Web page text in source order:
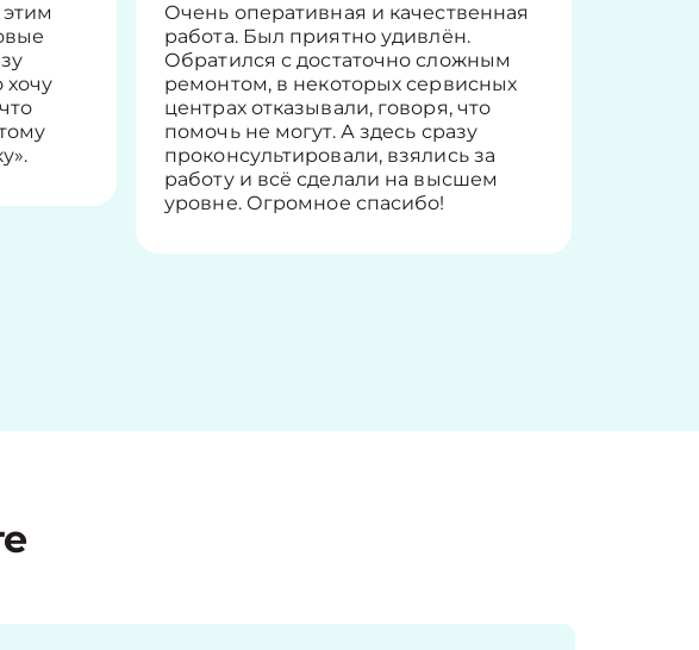
хочу
Очень оперативная и качественная
работа. Был приятно удивлён.
Обратился с достаточно сложным
ремонтом, в некоторых сервисных
центрах отказывали, говоря, что
помочь не могут. А здесь сразу
проконсультировали, взялись за
работу и всё сделали на высшем
уровне. Огромное спасибо!